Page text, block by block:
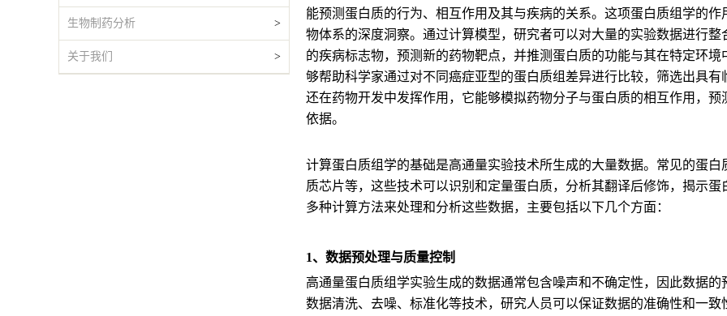
生物制药分析 >
关于我们 >
能预测蛋白质的行为、相互作用及其与疾病的关系。这项蛋白质组学的
物体系的深度洞察。通过计算模型，研究者可以对大量的实验数据进行
的疾病标志物，预测新的药物靶点，并推测蛋白质的功能与其在特定环
够帮助科学家通过对不同癌症亚型的蛋白质组差异进行比较，筛选出具
还在药物开发中发挥作用，它能够模拟药物分子与蛋白质的相互作用，
依据。
计算蛋白质组学的基础是高通量实验技术所生成的大量数据。常见的蛋
质芯片等，这些技术可以识别和定量蛋白质，分析其翻译后修饰，揭示
多种计算方法来处理和分析这些数据，主要包括以下几个方面：
1、数据预处理与质量控制
高通量蛋白质组学实验生成的数据通常包含噪声和不确定性，因此数据
数据清洗、去噪、标准化等技术，研究人员可以保证数据的准确性和一